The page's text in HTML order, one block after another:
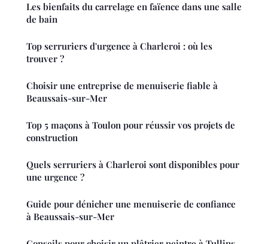
Les bienfaits du carrelage en faïence dans une salle
de bain
Top serruriers d'urgence à Charleroi : où les
trouver ?
Choisir une entreprise de menuiserie fiable à
Beaussais-sur-Mer
Top 5 maçons à Toulon pour réussir vos projets de
construction
Quels serruriers à Charleroi sont disponibles pour
une urgence ?
Guide pour dénicher une menuiserie de confiance
à Beaussais-sur-Mer